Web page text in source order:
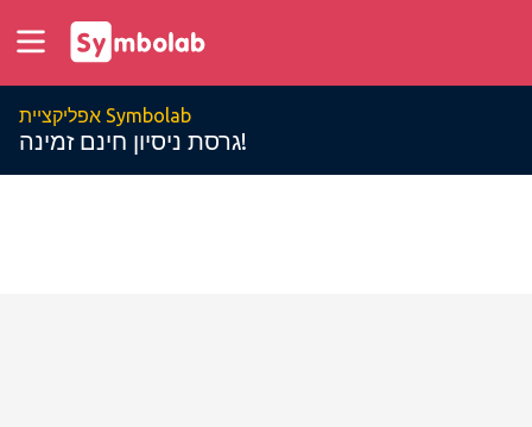
אפליקציית Symbolab
גרסת ניסיון חינם זמינה!